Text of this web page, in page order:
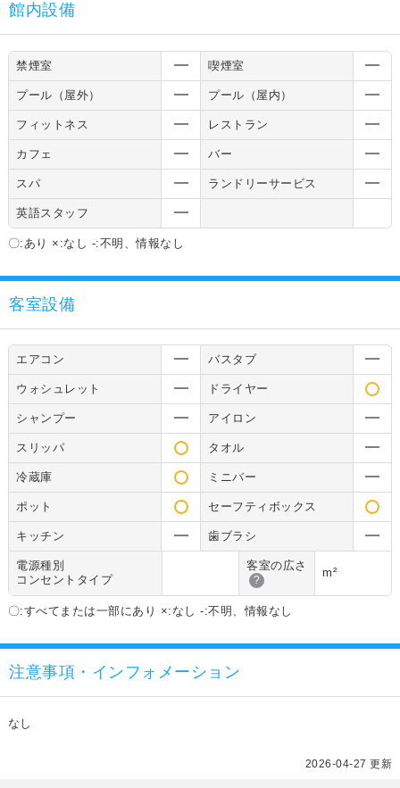
館内設備
禁煙室 喫煙室
プール（屋外） プール（屋内）
フィットネス レストラン
カフェ バー
スパ ランドリーサービス
英語スタッフ
〇:あり ×:なし -:不明、情報なし
客室設備
エアコン バスタブ
ウォシュレット ドライヤー
シャンプー アイロン
スリッパ タオル
冷蔵庫 ミニバー
ポット セーフティボックス
キッチン 歯ブラシ
電源種別
コンセントタイプ
客室の広さ
?
m²
〇:すべてまたは一部にあり ×:なし -:不明、情報なし
注意事項・インフォメーション
なし
2026-04-27 更新